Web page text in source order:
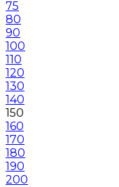
75
80
90
100
110
120
130
140
150
160
170
180
190
200